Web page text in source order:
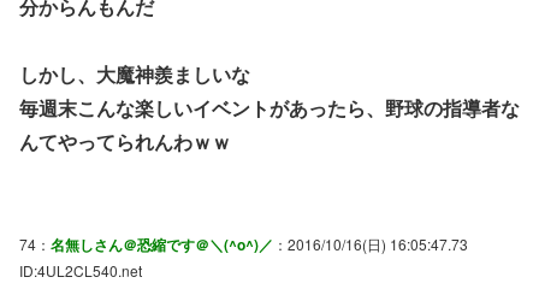
分からんもんだ
しかし、大魔神羨ましいな
毎週末こんな楽しいイベントがあったら、野球の指導者な
んてやってられんわｗｗ
74： 名無しさん＠恐縮です＠＼(^o^)／ ：2016/10/16(日) 16:05:47.73
ID:4UL2CL540.net